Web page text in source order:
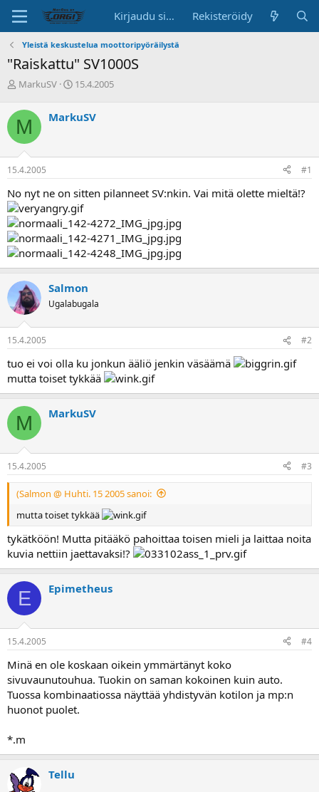
Kirjaudu sisään Rekisteröidy
Yleistä keskustelua moottoripyöräilystä
"Raiskattu" SV1000S
K
s
k
u
s
t
e
u
n
a
l
o
t
a
j
a
MarkuSV
A
i
s
i
v
ä
15.4.2005
M MarkuSV
15.4.2005 #1
No nyt ne on sitten pilanneet SV:nkin. Vai mitä olette mieltä!?
Salmon
Ugalabugala
15.4.2005 #2
tuo ei voi olla ku jonkun ääliö jenkin väsäämä
mutta toiset tykkää
M MarkuSV
15.4.2005 #3
(Salmon @ Huhti. 15 2005 sanoi:
mutta toiset tykkää
tykätköön! Mutta pitääkö pahoittaa toisen mieli ja laittaa noita
kuvia nettiin jaettavaksi!?
E Epimetheus
15.4.2005 #4
Minä en ole koskaan oikein ymmärtänyt koko
sivuvaunutouhua. Tuokin on saman kokoinen kuin auto.
Tuossa kombinaatiossa näyttää yhdistyvän kotilon ja mp:n
huonot puolet.
*.m
Tellu